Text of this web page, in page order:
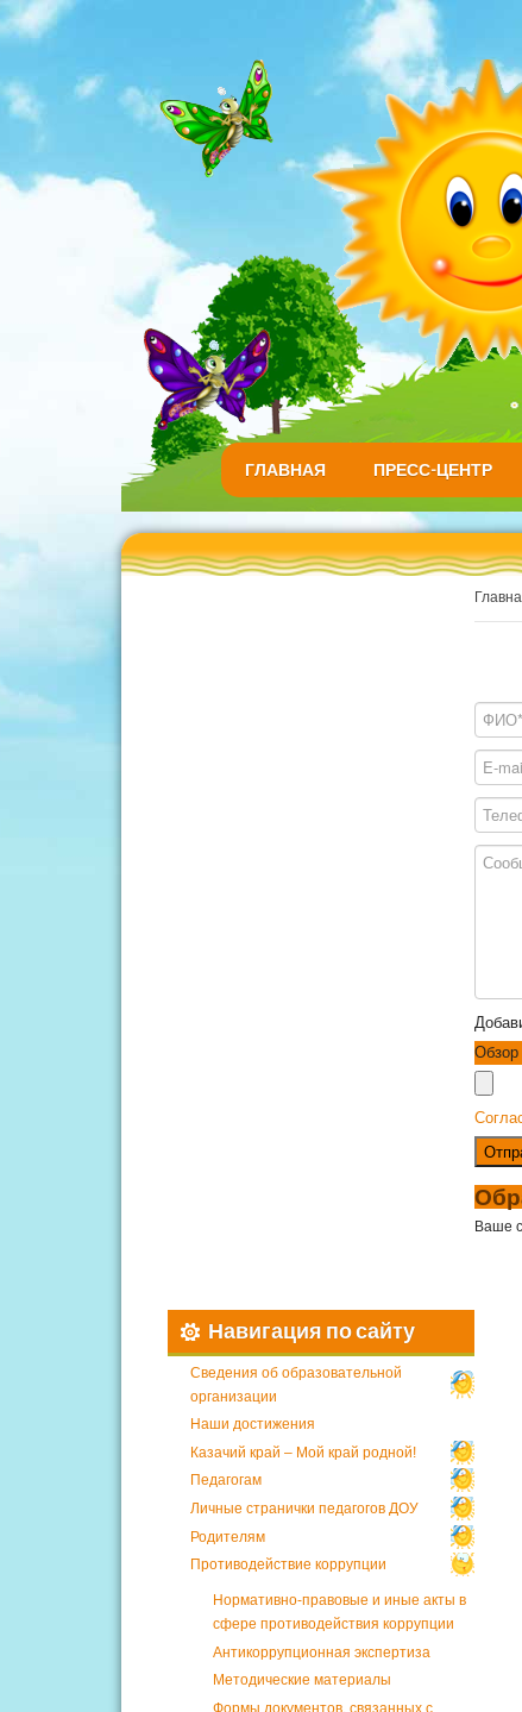
ГЛАВНАЯ ПРЕСС-ЦЕНТР
Обзор
Ваше
Навигация по сайту
Сведения об образовательной
организации
Наши достижения
Казачий край – Мой край родной!
Педагогам
Личные странички педагогов ДОУ
Родителям
Противодействие коррупции
Нормативно-правовые и иные акты в
сфере противодействия коррупции
Антикоррупционная экспертиза
Методические материалы
Формы документов, связанных с